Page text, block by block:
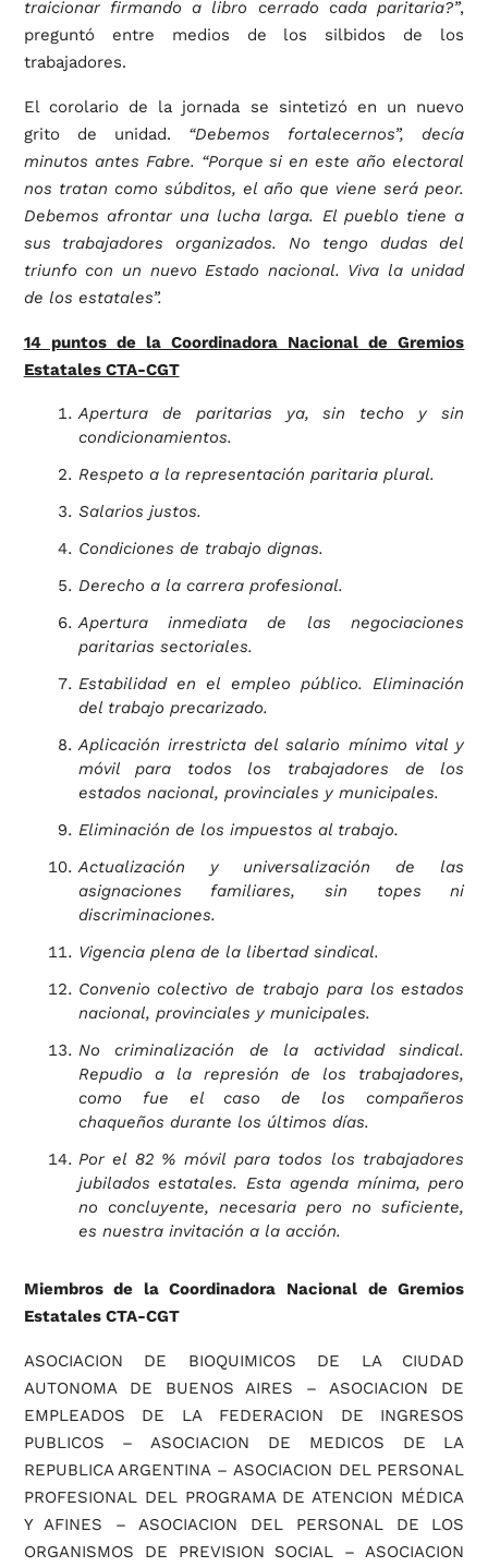
traicionar firmando a libro cerrado cada paritaria?”,
preguntó entre medios de los silbidos de los
trabajadores.
El corolario de la jornada se sintetizó en un nuevo
grito de unidad. “Debemos fortalecernos”, decía
minutos antes Fabre. “Porque si en este año electoral
nos tratan como súbditos, el año que viene será peor.
Debemos afrontar una lucha larga. El pueblo tiene a
sus trabajadores organizados. No tengo dudas del
triunfo con un nuevo Estado nacional. Viva la unidad
de los estatales”.
14 puntos de la Coordinadora Nacional de Gremios
Estatales CTA-CGT
Apertura de paritarias ya, sin techo y sin
condicionamientos.
Respeto a la representación paritaria plural.
Salarios justos.
Condiciones de trabajo dignas.
Derecho a la carrera profesional.
Apertura inmediata de las negociaciones
paritarias sectoriales.
Estabilidad en el empleo público. Eliminación
del trabajo precarizado.
Aplicación irrestricta del salario mínimo vital y
móvil para todos los trabajadores de los
estados nacional, provinciales y municipales.
Eliminación de los impuestos al trabajo.
Actualización y universalización de las
asignaciones familiares, sin topes ni
discriminaciones.
Vigencia plena de la libertad sindical.
Convenio colectivo de trabajo para los estados
nacional, provinciales y municipales.
No criminalización de la actividad sindical.
Repudio a la represión de los trabajadores,
como fue el caso de los compañeros
chaqueños durante los últimos días.
Por el 82 % móvil para todos los trabajadores
jubilados estatales. Esta agenda mínima, pero
no concluyente, necesaria pero no suficiente,
es nuestra invitación a la acción.
Miembros de la Coordinadora Nacional de Gremios
Estatales CTA-CGT
ASOCIACION DE BIOQUIMICOS DE LA CIUDAD
AUTONOMA DE BUENOS AIRES – ASOCIACION DE
EMPLEADOS DE LA FEDERACION DE INGRESOS
PUBLICOS – ASOCIACION DE MEDICOS DE LA
REPUBLICA ARGENTINA – ASOCIACION DEL PERSONAL
PROFESIONAL DEL PROGRAMA DE ATENCION MÉDICA
Y AFINES – ASOCIACION DEL PERSONAL DE LOS
ORGANISMOS DE PREVISION SOCIAL – ASOCIACION